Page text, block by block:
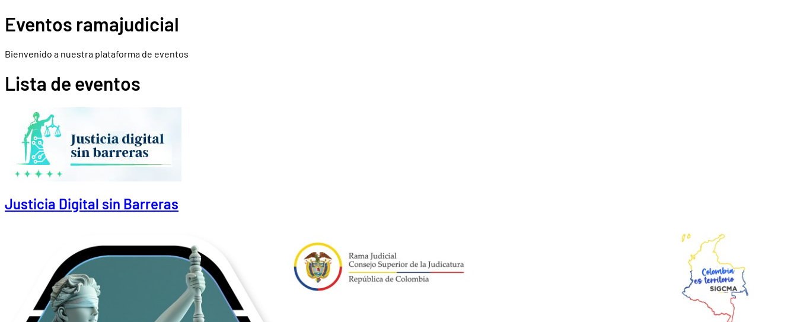
Eventos ramajudicial
Bienvenido a nuestra plataforma de eventos
Lista de eventos
Justicia Digital sin Barreras